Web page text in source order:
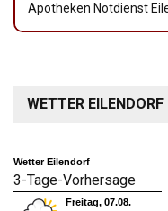
Apotheken Notdienst
WETTER EILENDORF
Wetter Eilendorf
3-Tage-Vorhersage
Freitag, 07.08.